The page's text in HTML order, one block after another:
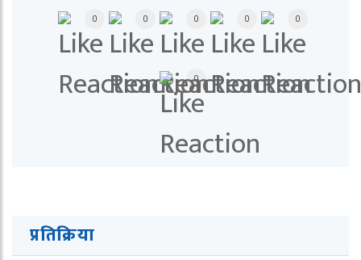
0 0 0 0 0
0
प्रतिक्रिया